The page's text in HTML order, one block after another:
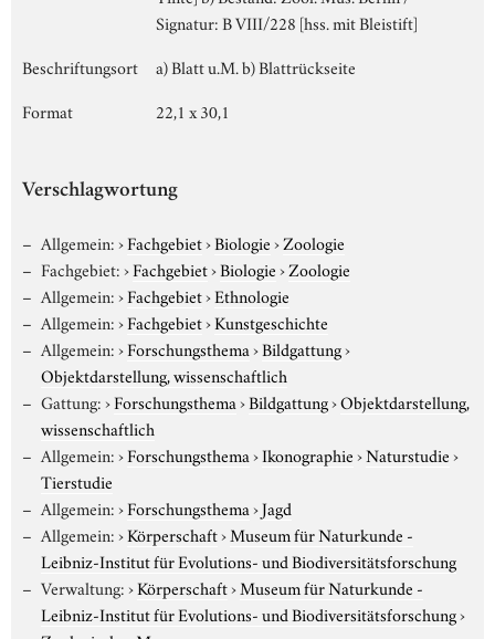
Signatur: B VIII/228 [hss. mit Bleistift]
Beschriftungsort
a) Blatt u.M. b) Blattrückseite
Format
22,1 x 30,1
Verschlagwortung
Allgemein:›Fachgebiet›Biologie›Zoologie
Fachgebiet:›Fachgebiet›Biologie›Zoologie
Allgemein:›Fachgebiet›Ethnologie
Allgemein:›Fachgebiet›Kunstgeschichte
Allgemein:›Forschungsthema›Bildgattung›
Objektdarstellung, wissenschaftlich
Gattung:›Forschungsthema›Bildgattung›Objektdarstellung,
wissenschaftlich
Allgemein:›Forschungsthema›Ikonographie›Naturstudie›
Tierstudie
Allgemein:›Forschungsthema›Jagd
Allgemein:›Körperschaft›Museum für Naturkunde -
Leibniz-Institut für Evolutions- und Biodiversitätsforschung
Verwaltung:›Körperschaft›Museum für Naturkunde -
Leibniz-Institut für Evolutions- und Biodiversitätsforschung›